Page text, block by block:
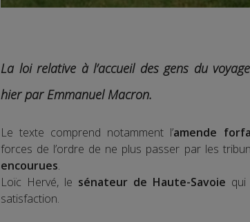
La loi relative à l’accueil des gens du
hier par Emmanuel Macron.
Le texte comprend notamment l’amende
forces de l’ordre de ne plus passer par les
encourues.
Loïc Hervé, le sénateur de Haute-Savoie
satisfaction.